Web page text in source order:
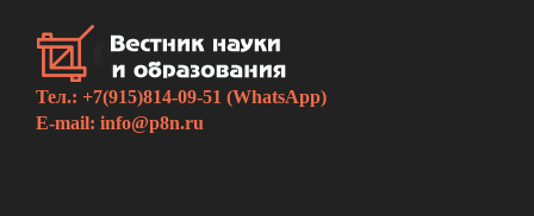
Тел.: +7(915)814-09-51 (WhatsApp)
E-mail: info@p8n.ru